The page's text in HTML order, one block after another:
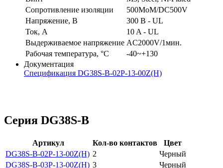
Сопротивление изоляции
500MoM/DC500V
Напряжение, В
300 В - UL
Ток, А
10 A - UL
Выдерживаемое напряжение AC2000V/1мин.
Рабочая температура, °C
-40~+130
Документация
Спецификация DG38S-B-02P-13-00Z(H)
Серия DG38S-B
Артикул Кол-во контактов
Цвет
DG38S-B-02P-13-00Z(H) 2
Черный
DG38S-B-03P-13-00Z(H) 3 Черный